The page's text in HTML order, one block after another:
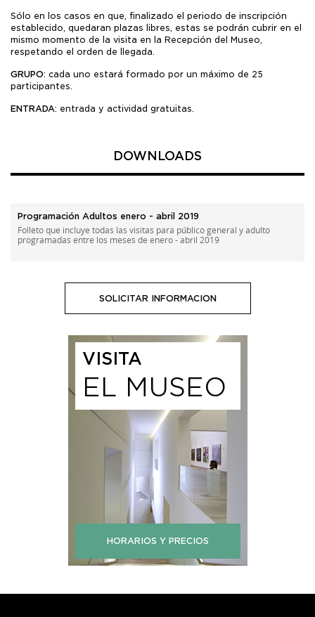
Sólo en los casos en que, finalizado el periodo de inscripción
establecido, quedaran plazas libres, estas se podrán cubrir en el
mismo momento de la visita en la Recepción del Museo,
respetando el orden de llegada.
GRUPO: cada uno estará formado por un máximo de 25
participantes.
ENTRADA: entrada y actividad gratuitas.
DOWNLOADS
Programación Adultos enero - abril 2019
Folleto que incluye todas las visitas para público general y adulto
programadas entre los meses de enero - abril 2019
SOLICITAR INFORMACION
VISITA
EL MUSEO
HORARIOS Y PRECIOS